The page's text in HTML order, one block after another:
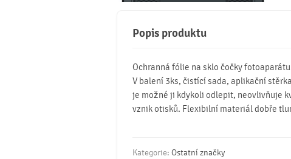
Popis produktu
Ochranná fólie na sklo čočky
V balení 3ks, čistící sada, aplikační
je možné ji kdykoli odlepit, neovlivňuje
vznik otisků. Flexibilní materiál dobře
Kategorie: Ostatní značky